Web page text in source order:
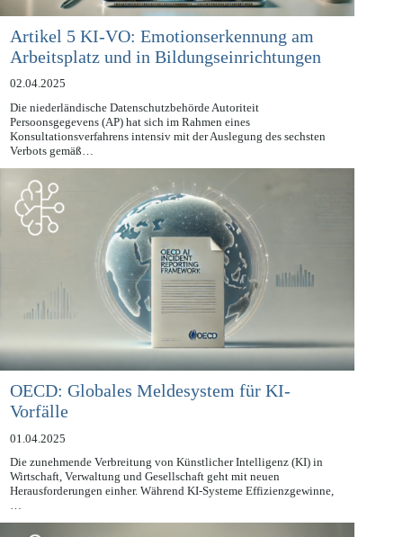
Artikel 5 KI-VO: Emotionserkennung am
Arbeitsplatz und in Bildungseinrichtungen
02.04.2025
Die niederländische Datenschutzbehörde Autoriteit
Persoonsgegevens (AP) hat sich im Rahmen eines
Konsultationsverfahrens intensiv mit der Auslegung des sechsten
Verbots gemäß…
OECD: Globales Meldesystem für KI-
Vorfälle
01.04.2025
Die zunehmende Verbreitung von Künstlicher Intelligenz (KI) in
Wirtschaft, Verwaltung und Gesellschaft geht mit neuen
Herausforderungen einher. Während KI-Systeme Effizienzgewinne,
…